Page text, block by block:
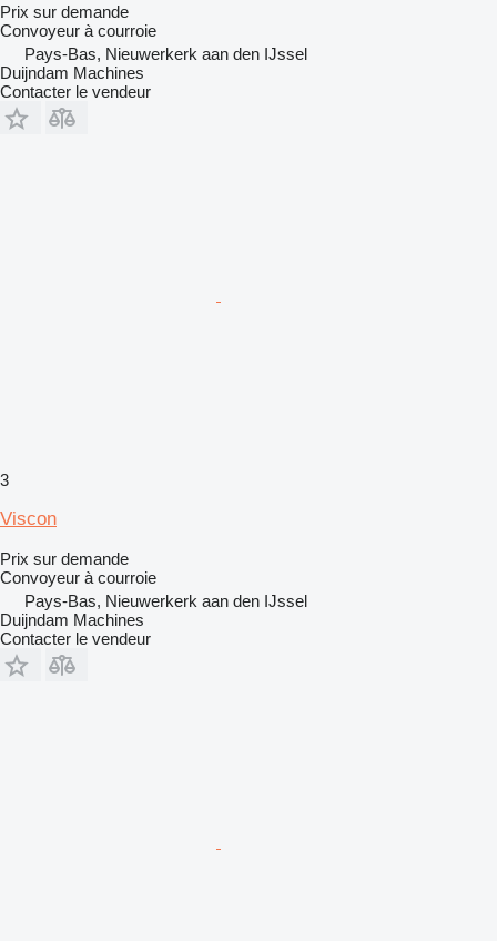
Prix sur demande
Convoyeur à courroie
Pays-Bas, Nieuwerkerk aan den IJssel
Duijndam Machines
Contacter le vendeur
3
Viscon
Prix sur demande
Convoyeur à courroie
Pays-Bas, Nieuwerkerk aan den IJssel
Duijndam Machines
Contacter le vendeur